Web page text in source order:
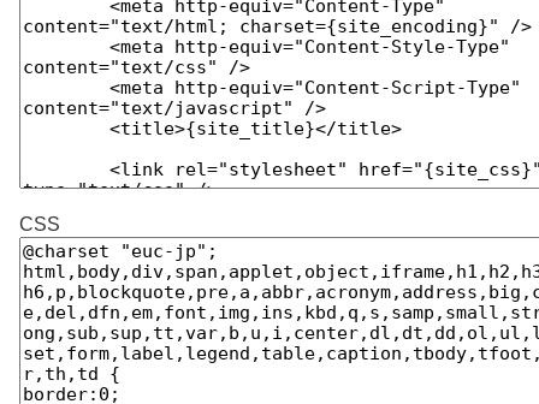
CSS